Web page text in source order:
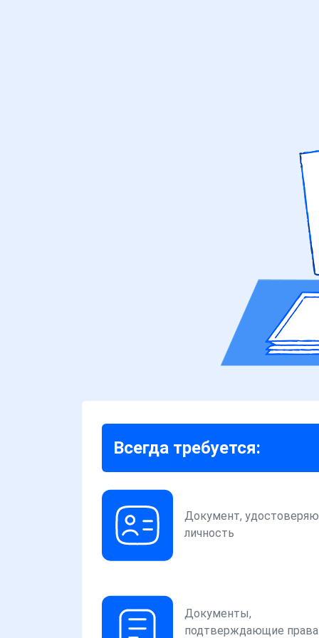
Всегда требуется:
Документ,
личность
Документы,
подтверждающие права